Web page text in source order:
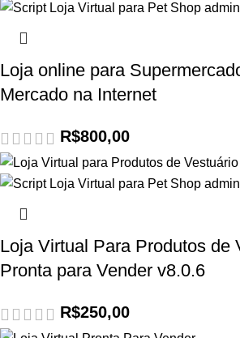
Loja online para
Mercado na Internet
R$800,00
Loja Virtual Para Produtos de
Pronta para Vender v8.0.6
R$250,00